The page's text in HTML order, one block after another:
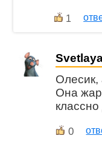
1
Олесик,
Она
0